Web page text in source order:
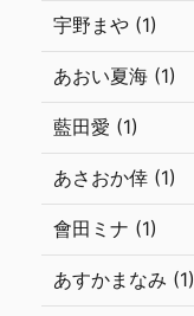
宇野まや (1)
あおい夏海 (1)
藍田愛 (1)
あさおか倖 (1)
會田ミナ (1)
あすかまなみ (1)